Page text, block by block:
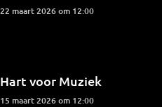
22 maart 2026 om 12:00
Hart voor Muziek
15 maart 2026 om 12:00